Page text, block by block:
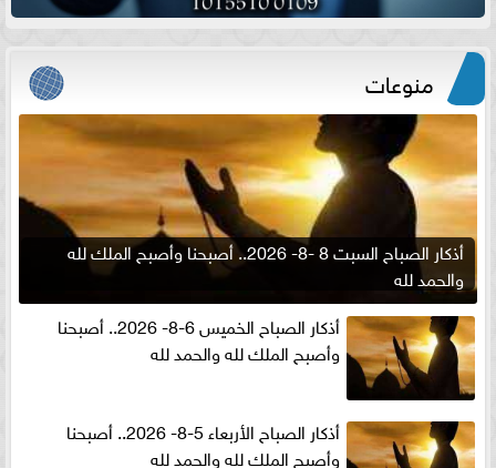
منوعات
أذكار الصباح السبت 8 -8- 2026.. أصبحنا وأصبح الملك لله
والحمد لله
أذكار الصباح الخميس 6-8- 2026.. أصبحنا
وأصبح الملك لله والحمد لله
أذكار الصباح الأربعاء 5-8- 2026.. أصبحنا
وأصبح الملك لله والحمد لله